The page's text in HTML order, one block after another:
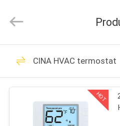
RUMAH
PRODUK
PERTUNJUKAN
Limited.
Termostat
CINA HVAC termostat
HOT